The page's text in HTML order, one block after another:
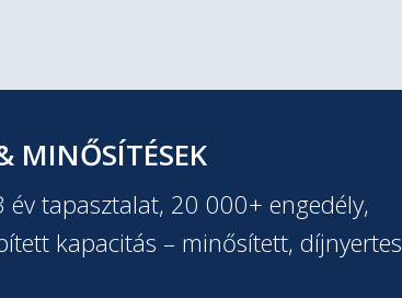
MINŐSÍTÉSEK
tapasztalat, 20 000+ engedély,
kapacitás – minősített, díjnyertes